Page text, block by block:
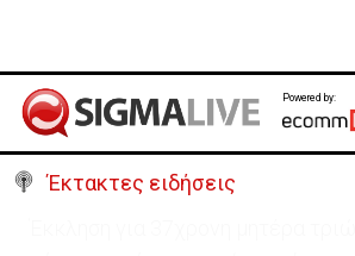
Powered by:
Έκτακτες ειδήσεις